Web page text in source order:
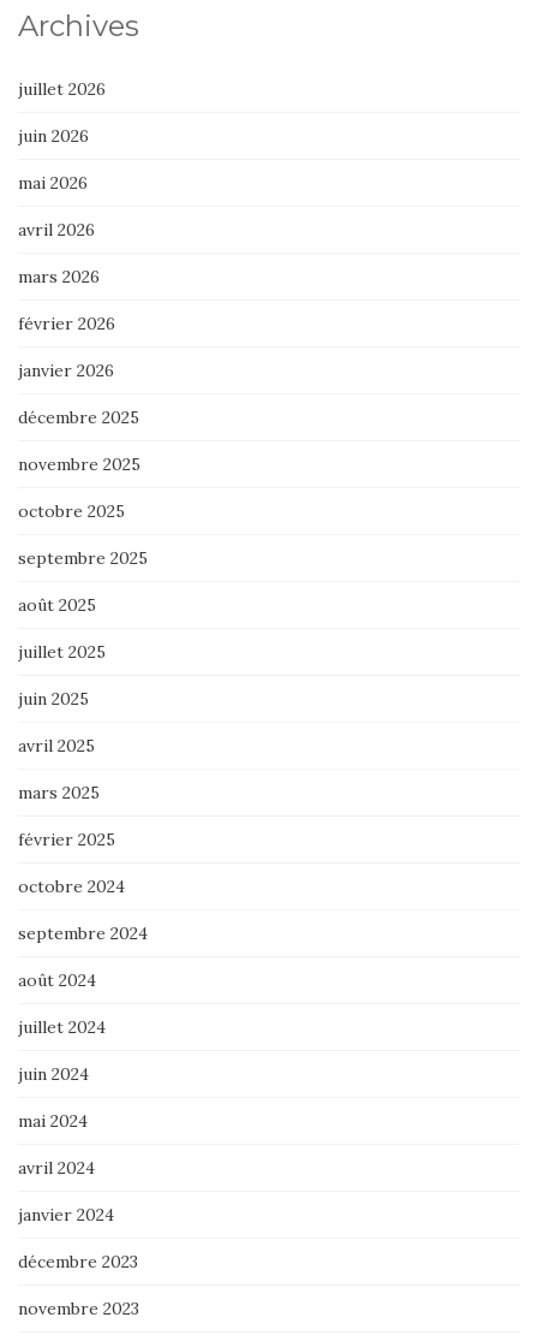
Archives
juillet 2026
juin 2026
mai 2026
avril 2026
mars 2026
février 2026
janvier 2026
décembre 2025
novembre 2025
octobre 2025
septembre 2025
août 2025
juillet 2025
juin 2025
avril 2025
mars 2025
février 2025
octobre 2024
septembre 2024
août 2024
juillet 2024
juin 2024
mai 2024
avril 2024
janvier 2024
décembre 2023
novembre 2023